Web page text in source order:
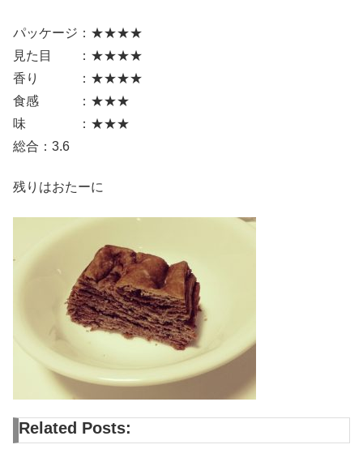
パッケージ：★★★★
見た目 ：★★★★
香り ：★★★★
食感 ：★★★
味 ：★★★
総合：3.6
残りはおたーに
Related Posts: